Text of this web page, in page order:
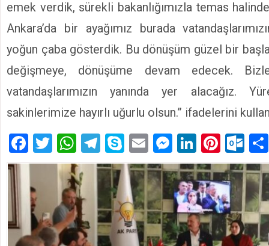
emek verdik, sürekli bakanlığımızla temas
Ankara’da bir ayağımız burada
yoğun çaba gösterdik. Bu dönüşüm güzel bir
değişmeye, dönüşüme devam edecek.
vatandaşlarımızın yanında yer alacağız.
sakinlerimize hayırlı uğurlu olsun.” ifadelerini
Facebook
Twitter
WhatsApp
Telegram
SkypeEmailMessenger
LinkedIn